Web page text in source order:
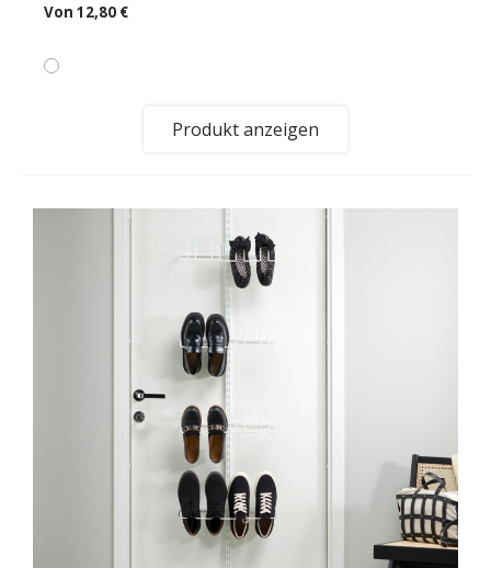
Von 12,80 €
Produkt anzeigen